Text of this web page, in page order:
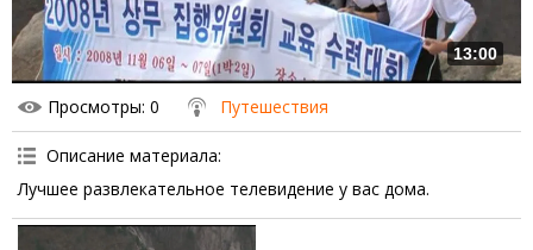
13:00
Просмотры: 0 Путешествия
Описание материала:
Лучшее развлекательное телевидение у вас дома.